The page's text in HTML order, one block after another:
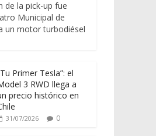
de la pick-up fue
Municipal de
un motor turbodiésel
Primer Tesla”: el
3 RWD llega a
precio histórico en
31/07/2026 0